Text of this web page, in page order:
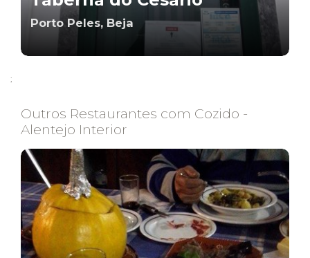
Porto Peles, Beja
;
Outros Restaurantes com Cozido -
Alentejo Interior